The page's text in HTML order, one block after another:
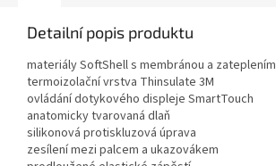
Detailní popis produktu
materiály SoftShell s membránou a zateplením
termoizolační vrstva Thinsulate 3M
ovládání dotykového displeje SmartTouch
anatomicky tvarovaná dlaň
silikonová protiskluzová úprava
zesílení mezi palcem a ukazovákem